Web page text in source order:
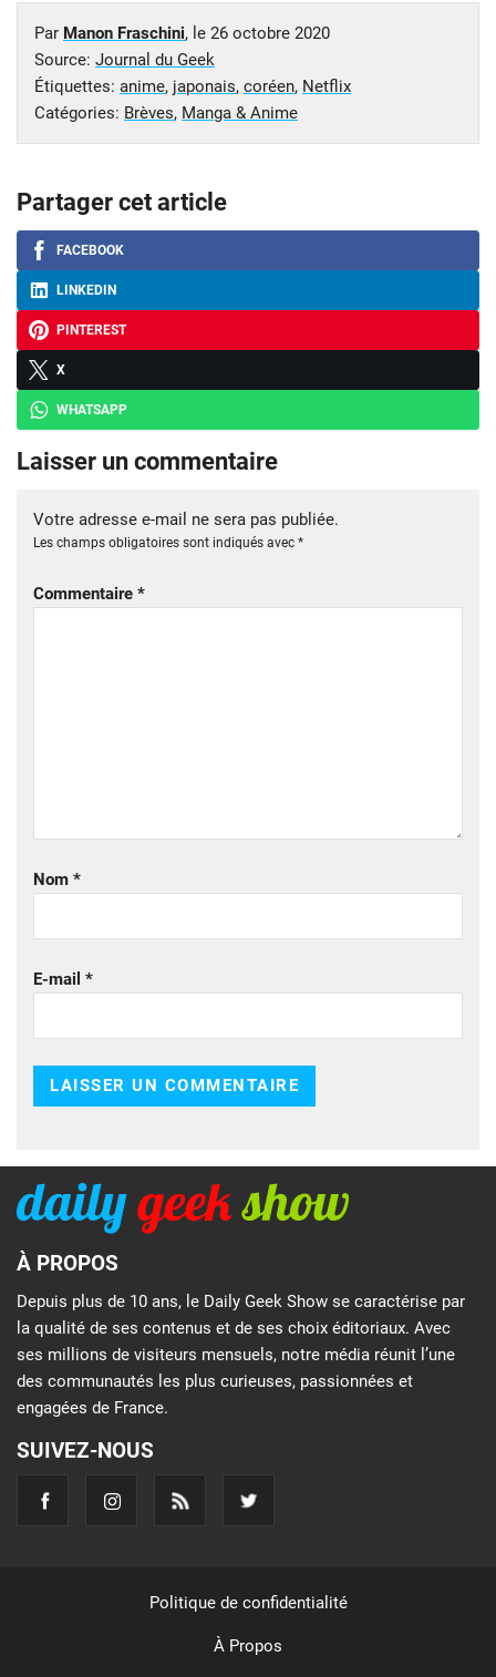
Par Manon Fraschini, le 26 octobre 2020
Source: Journal du Geek
Étiquettes: anime, japonais, coréen, Netflix
Catégories: Brèves, Manga & Anime
Partager cet article
FACEBOOK
LINKEDIN
PINTEREST
X
WHATSAPP
Laisser un commentaire
Votre adresse e-mail ne sera pas publiée.
Les champs obligatoires sont indiqués avec *
Commentaire *
Nom *
E-mail *
À PROPOS
Depuis plus de 10 ans, le Daily Geek Show se caractérise par
la qualité de ses contenus et de ses choix éditoriaux. Avec
ses millions de visiteurs mensuels, notre média réunit l’une
des communautés les plus curieuses, passionnées et
engagées de France.
SUIVEZ-NOUS
Politique de confidentialité
À Propos